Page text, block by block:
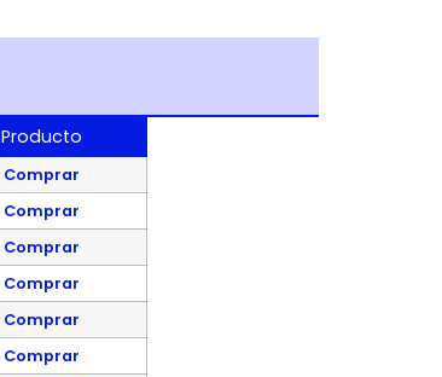
Producto
Comprar
Comprar
Comprar
Comprar
Comprar
Comprar